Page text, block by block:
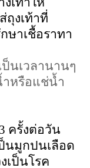
ถุงเท้าที่
ษาเชื้อราทา
นเวลานานๆ
ำหรือแช่น้ำ
3 ครั้งต่อวัน
นมูกปนเลือด
เป็นโรค